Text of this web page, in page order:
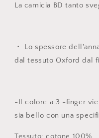
La camicia BD tanto
・ Lo spessore
dal tessuto Oxford dal
-Il colore a 3 -finger
sia bello con una